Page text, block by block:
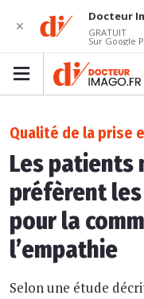
Qualité de la prise
Les patients
préfèrent
pour la
l’empathie
Selon une étude
✕
Docteur
GRATUIT
Sur Google